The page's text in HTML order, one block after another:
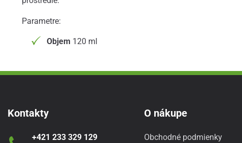
Parametre:
Objem 120 ml
Kontakty
+421 233 329 129
O nákupe
Obchodné podmienky